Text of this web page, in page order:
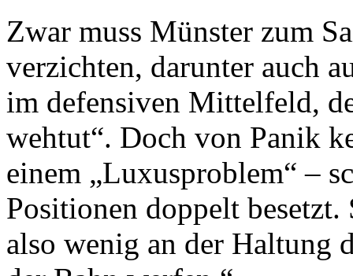
Zwar muss Münster zum
verzichten, darunter auch
im defensiven Mittelfeld,
wehtut“. Doch von Panik
einem „Luxusproblem“ –
Positionen doppelt
also wenig an der Haltung